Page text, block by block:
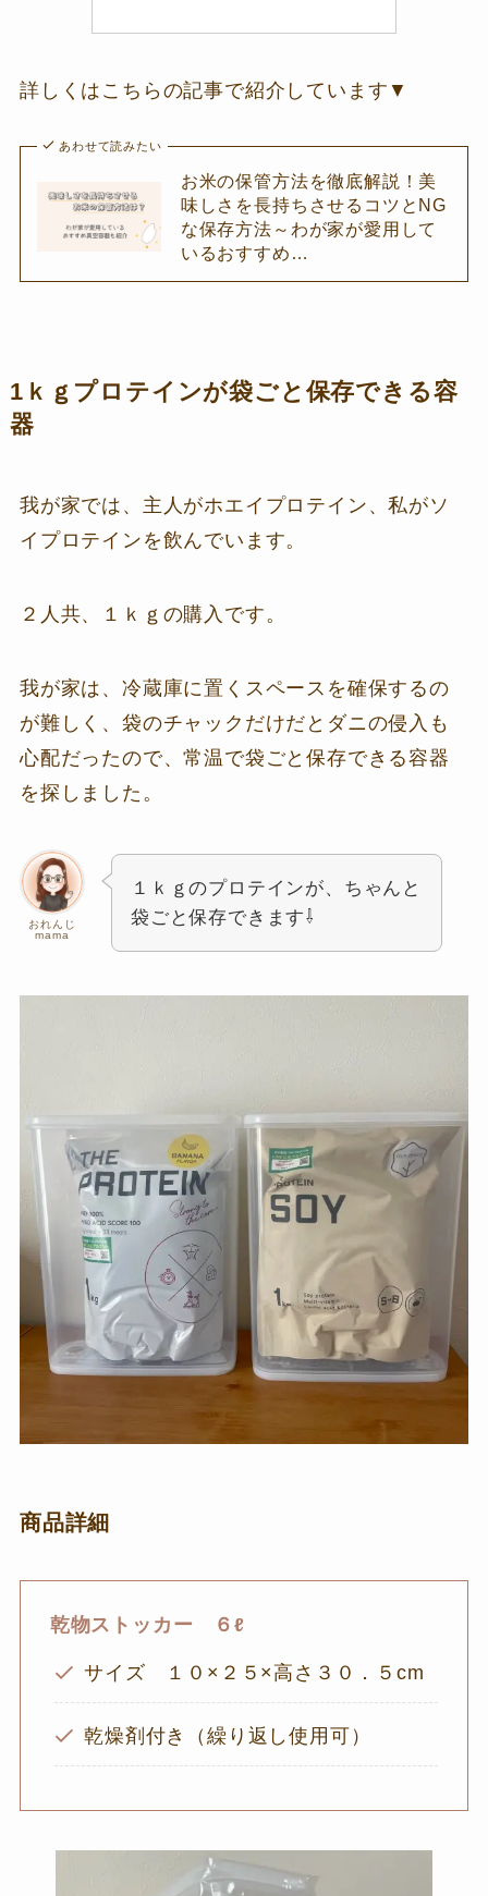
詳しくはこちらの記事で紹介しています▼
あわせて読みたい
お米の保管方法を徹底解説！美
味しさを長持ちさせるコツとNG
な保存方法～わが家が愛用して
いるおすすめ…
1ｋｇプロテインが袋ごと保存できる容
器
我が家では、主人がホエイプロテイン、私がソ
イプロテインを飲んでいます。
２人共、１ｋｇの購入です。
我が家は、冷蔵庫に置くスペースを確保するの
が難しく、袋のチャックだけだとダニの侵入も
心配だったので、常温で袋ごと保存できる容器
を探しました。
おれんじ
mama
１ｋｇのプロテインが、ちゃんと
袋ごと保存できます⇩
商品詳細
乾物ストッカー ６ℓ
サイズ １０×２５×高さ３０．５cm
乾燥剤付き（繰り返し使用可）